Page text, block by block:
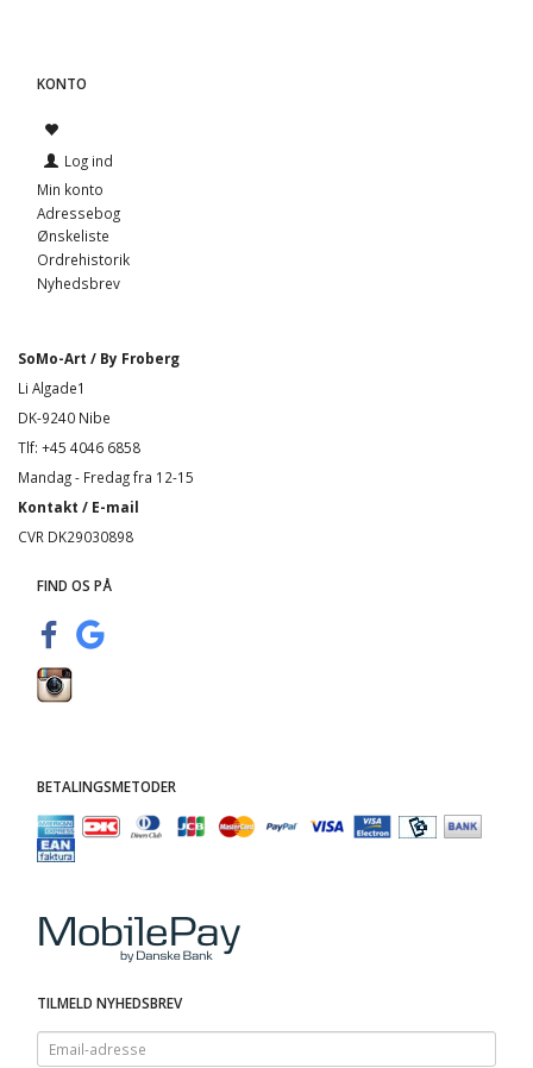
KONTO
Log ind
Min konto
Adressebog
Ønskeliste
Ordrehistorik
Nyhedsbrev
SoMo-Art / By Froberg
Li Algade1
DK-9240 Nibe
Tlf: +45 4046 6858
Mandag - Fredag fra 12-15
Kontakt / E-mail
CVR DK29030898
FIND OS PÅ
BETALINGSMETODER
TILMELD NYHEDSBREV
Email-
adresse